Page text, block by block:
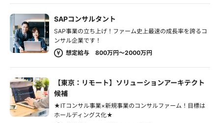
SAPコンサルタント
SAP事業の立ち上げ！ファーム史上最速の成長率を誇るコ
ンサル企業です！
想定給与 800万円～2000万円
【東京：リモート】ソリューションアーキテクト
候補
★ITコンサル事業×新規事業のコンサルファーム！目標は
ホールディングス化★